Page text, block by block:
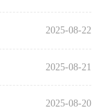
2025-08-22
2025-08-21
2025-08-20